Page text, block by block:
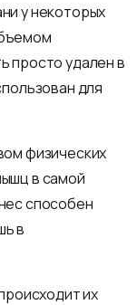
у некоторых
просто удален в
для
физических
в самой
способен
в
их